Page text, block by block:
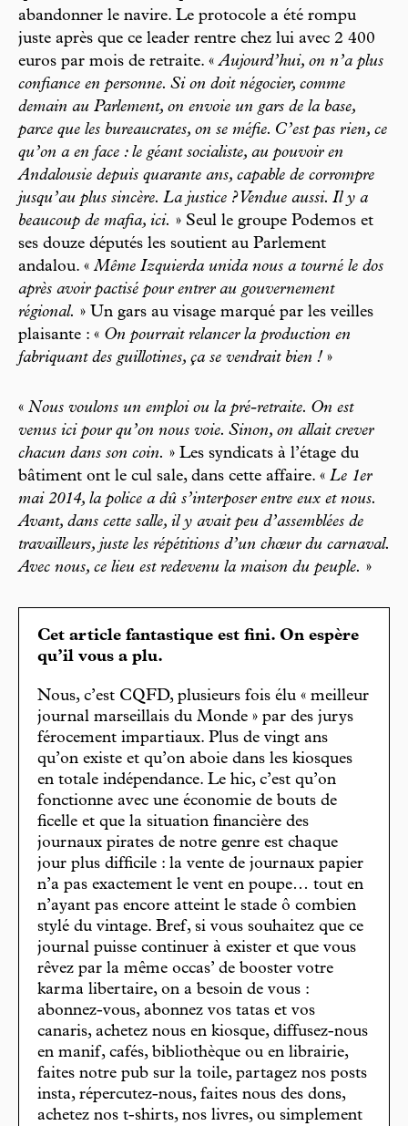
abandonner le navire. Le protocole a été rompu
juste après que ce leader rentre chez lui avec 2 400
euros par mois de retraite. «Aujourd’hui, on n’a plus
confiance en personne. Si on doit négocier, comme
demain au Parlement, on envoie un gars de la base,
parce que les bureaucrates, on se méfie. C’est pas rien, ce
qu’on a en face : le géant socialiste, au pouvoir en
Andalousie depuis quarante ans, capable de corrompre
jusqu’au plus sincère. La justice ? Vendue aussi. Il y a
beaucoup de mafia, ici. » Seul le groupe Podemos et
ses douze députés les soutient au Parlement
andalou. «Même Izquierda unida nous a tourné le dos
après avoir pactisé pour entrer au gouvernement
régional. » Un gars au visage marqué par les veilles
plaisante : « On pourrait relancer la production en
fabriquant des guillotines, ça se vendrait bien ! »
« Nous voulons un emploi ou la pré-retraite. On est
venus ici pour qu’on nous voie. Sinon, on allait crever
chacun dans son coin. » Les syndicats à l’étage du
bâtiment ont le cul sale, dans cette affaire. « Le 1er
mai 2014, la police a dû s’interposer entre eux et nous.
Avant, dans cette salle, il y avait peu d’assemblées de
travailleurs, juste les répétitions d’un chœur du carnaval.
Avec nous, ce lieu est redevenu la maison du peuple. »
Cet article fantastique est fini. On espère
qu’il vous a plu.
Nous, c’est CQFD, plusieurs fois élu « meilleur
journal marseillais du Monde » par des jurys
férocement impartiaux. Plus de vingt ans
qu’on existe et qu’on aboie dans les kiosques
en totale indépendance. Le hic, c’est qu’on
fonctionne avec une économie de bouts de
ficelle et que la situation financière des
journaux pirates de notre genre est chaque
jour plus difficile : la vente de journaux papier
n’a pas exactement le vent en poupe… tout en
n’ayant pas encore atteint le stade ô combien
stylé du vintage. Bref, si vous souhaitez que ce
journal puisse continuer à exister et que vous
rêvez par la même occas’ de booster votre
karma libertaire, on a besoin de vous :
abonnez-vous, abonnez vos tatas et vos
canaris, achetez nous en kiosque, diffusez-nous
en manif, cafés, bibliothèque ou en librairie,
faites notre pub sur la toile, partagez nos posts
insta, répercutez-nous, faites nous des dons,
achetez nos t-shirts, nos livres, ou simplement